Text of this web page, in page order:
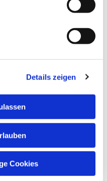
Details zeigen
Cookies
Sie auch